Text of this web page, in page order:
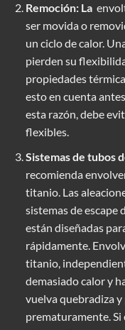
Remoción: La
ser movida o
un ciclo de calor.
pierden su
propiedades
esto en cuenta
esta razón, debe
flexibles.
Sistemas de tubos
recomienda
titanio. Las
sistemas de escape
están diseñadas
rápidamente.
titanio,
demasiado calor y
vuelva quebradiza
prematuramente. Si